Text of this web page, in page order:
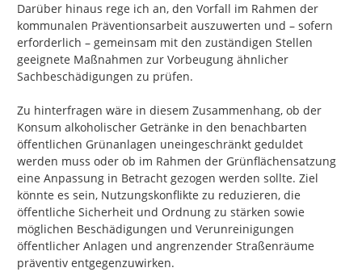
Darüber hinaus rege ich an, den Vorfall im Rahmen der
kommunalen Präventionsarbeit auszuwerten und – sofern
erforderlich – gemeinsam mit den zuständigen Stellen
geeignete Maßnahmen zur Vorbeugung ähnlicher
Sachbeschädigungen zu prüfen.
Zu hinterfragen wäre in diesem Zusammenhang, ob der
Konsum alkoholischer Getränke in den benachbarten
öffentlichen Grünanlagen uneingeschränkt geduldet
werden muss oder ob im Rahmen der Grünflächensatzung
eine Anpassung in Betracht gezogen werden sollte. Ziel
könnte es sein, Nutzungskonflikte zu reduzieren, die
öffentliche Sicherheit und Ordnung zu stärken sowie
möglichen Beschädigungen und Verunreinigungen
öffentlicher Anlagen und angrenzender Straßenräume
präventiv entgegenzuwirken.